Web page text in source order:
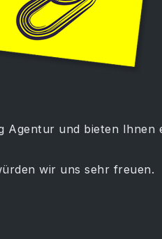
Agentur und bieten Ihnen
wir uns sehr freuen.